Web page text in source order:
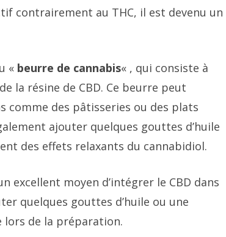
contrairement au THC, il est devenu un
« beurre de cannabis« , qui consiste à
la résine de CBD. Ce beurre peut
comme des pâtisseries ou des plats
ajouter quelques gouttes d’huile
des effets relaxants du cannabidiol.
excellent moyen d’intégrer le CBD dans
quelques gouttes d’huile ou une
lors de la préparation.